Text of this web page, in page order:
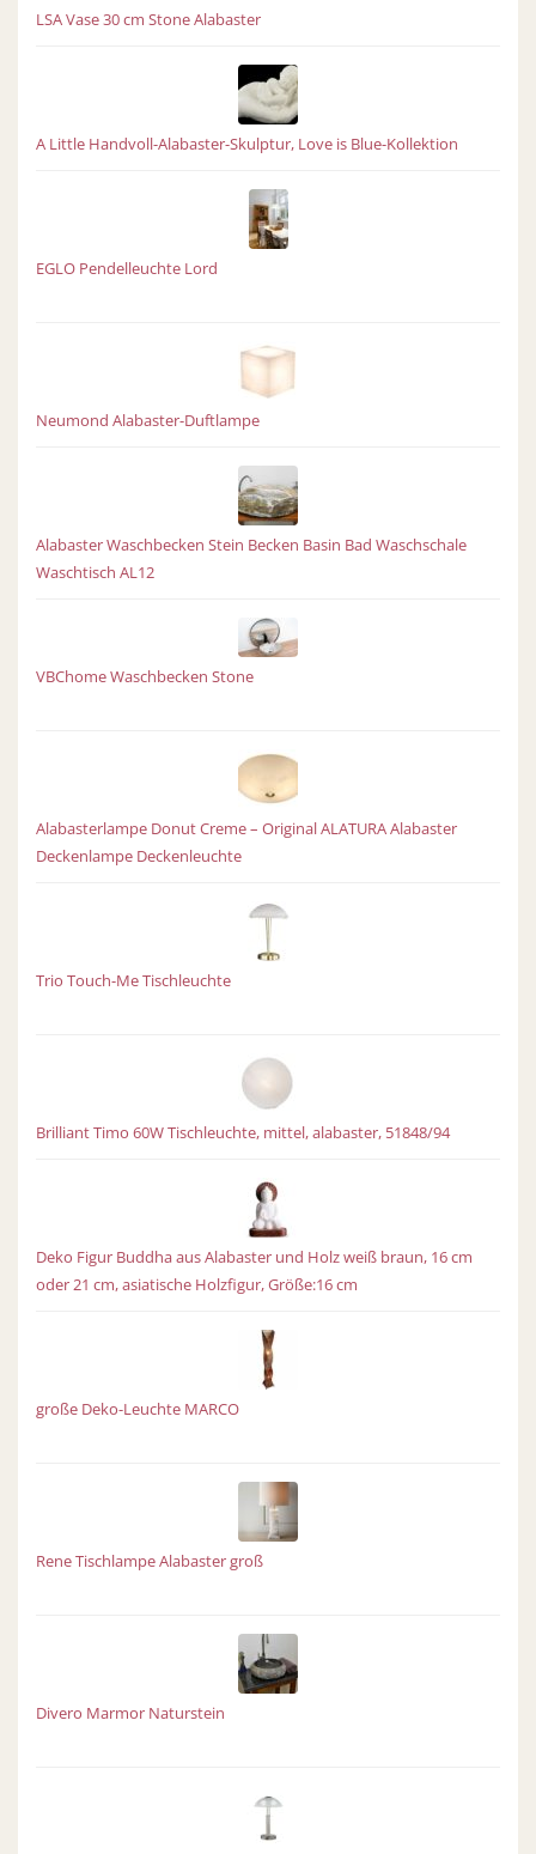
LSA Vase 30 cm Stone Alabaster
A Little Handvoll-Alabaster-Skulptur, Love is Blue-Kollektion
EGLO Pendelleuchte Lord
Neumond Alabaster-Duftlampe
Alabaster Waschbecken Stein Becken Basin Bad Waschschale
Waschtisch AL12
VBChome Waschbecken Stone
Alabasterlampe Donut Creme – Original ALATURA Alabaster
Deckenlampe Deckenleuchte
Trio Touch-Me Tischleuchte
Brilliant Timo 60W Tischleuchte, mittel, alabaster, 51848/94
Deko Figur Buddha aus Alabaster und Holz weiß braun, 16 cm
oder 21 cm, asiatische Holzfigur, Größe:16 cm
große Deko-Leuchte MARCO
Rene Tischlampe Alabaster groß
Divero Marmor Naturstein